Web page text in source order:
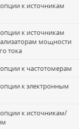
к источникам
к источникам
мощности
тока
к частотомерам
к электронным
к источникам/